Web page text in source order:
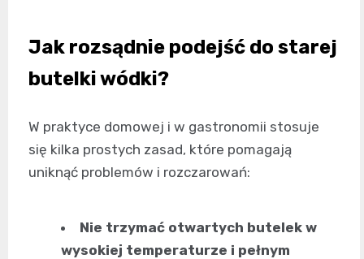
Jak rozsądnie podejść do starej
butelki wódki?
W praktyce domowej i w gastronomii stosuje
się kilka prostych zasad, które pomagają
uniknąć problemów i rozczarowań:
Nie trzymać otwartych butelek w
wysokiej temperaturze i pełnym